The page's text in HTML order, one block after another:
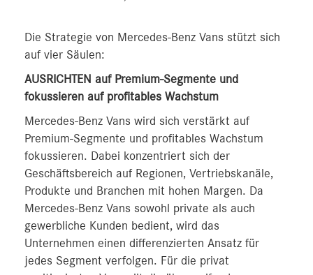
Die Strategie von Mercedes‑Benz Vans stützt sich
auf vier Säulen:
AUSRICHTEN auf Premium-Segmente und
fokussieren auf profitables Wachstum
Mercedes-Benz Vans wird sich verstärkt auf
Premium-Segmente und profitables Wachstum
fokussieren. Dabei konzentriert sich der
Geschäftsbereich auf Regionen, Vertriebskanäle,
Produkte und Branchen mit hohen Margen. Da
Mercedes-Benz Vans sowohl private als auch
gewerbliche Kunden bedient, wird das
Unternehmen einen differenzierten Ansatz für
jedes Segment verfolgen. Für die privat